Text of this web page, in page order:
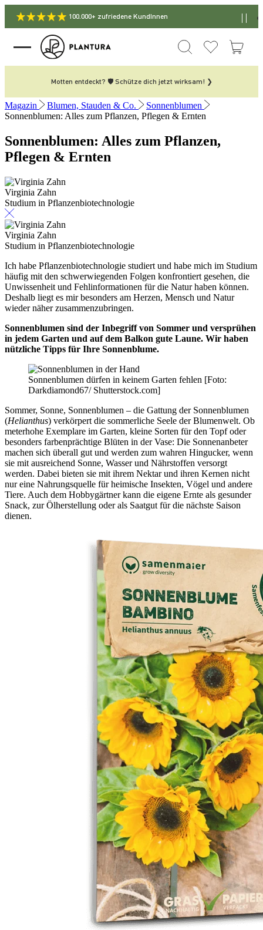
100.000+ zufriedene KundInnen
Motten entdeckt? 🛡️ Schütze dich jetzt wirksam! ❯
Magazin Blumen, Stauden & Co.
Sonnenblumen
Sonnenblumen: Alles zum Pflanzen, Pflegen & Ernten
Sonnenblumen: Alles zum Pflanzen,
Pflegen & Ernten
Virginia Zahn
Studium in Pflanzenbiotechnologie
Virginia Zahn
Studium in Pflanzenbiotechnologie
Ich habe Pflanzenbiotechnologie studiert und habe mich im Studium
häufig mit den schwerwiegenden Folgen konfrontiert gesehen, die
Unwissenheit und Fehlinformationen für die Natur haben können.
Deshalb liegt es mir besonders am Herzen, Mensch und Natur
wieder näher zusammenzubringen.
Sonnenblumen sind der Inbegriff von Sommer und versprühen
in jedem Garten und auf dem Balkon gute Laune. Wir haben
nützliche Tipps für Ihre Sonnenblume.
Sonnenblumen dürfen in keinem Garten fehlen [Foto:
Darkdiamond67/ Shutterstock.com]
Sommer, Sonne, Sonnenblumen – die Gattung der Sonnenblumen
(Helianthus) verkörpert die sommerliche Seele der Blumenwelt. Ob
meterhohe Exemplare im Garten, kleine Sorten für den Topf oder
besonders farbenprächtige Blüten in der Vase: Die Sonnenanbeter
machen sich überall gut und werden zum wahren Hingucker, wenn
sie mit ausreichend Sonne, Wasser und Nährstoffen versorgt
werden. Dabei bieten sie mit ihrem Nektar und ihren Kernen nicht
nur eine Nahrungsquelle für heimische Insekten, Vögel und andere
Tiere. Auch dem Hobbygärtner kann die eigene Ernte als gesunder
Snack, zur Ölherstellung oder als Saatgut für die nächste Saison
dienen.